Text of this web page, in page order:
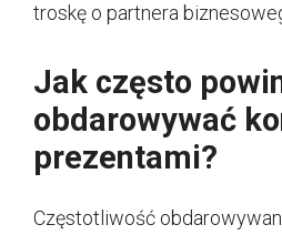
troskę o partnera
Jak często
obdarowywać
prezentami?
Częstotliwość